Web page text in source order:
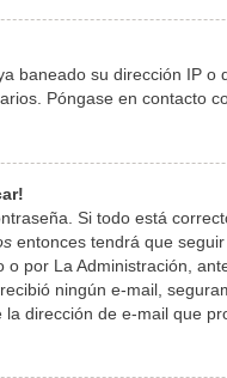
baneado su dirección IP
Póngase en contacto
Si todo está
entonces tendrá que
por La Administración,
ningún e-mail,
dirección de e-mail que